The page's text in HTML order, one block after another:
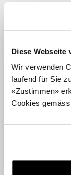
Diese Webseite
Wir verwenden
laufend für Sie
«Zustimmen»
Cookies